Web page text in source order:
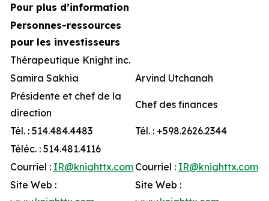
Pour plus d’information
Personnes-ressources
pour les investisseurs
Thérapeutique Knight inc.
Samira Sakhia
Arvind Utchanah
Présidente et chef de la
direction
Chef des finances
Tél. : 514.484.4483
Tél. : +598.2626.2344
Téléc. : 514.481.4116
Courriel : IR@knighttx.com Courriel : IR@knighttx.com
Site Web :
Site Web :